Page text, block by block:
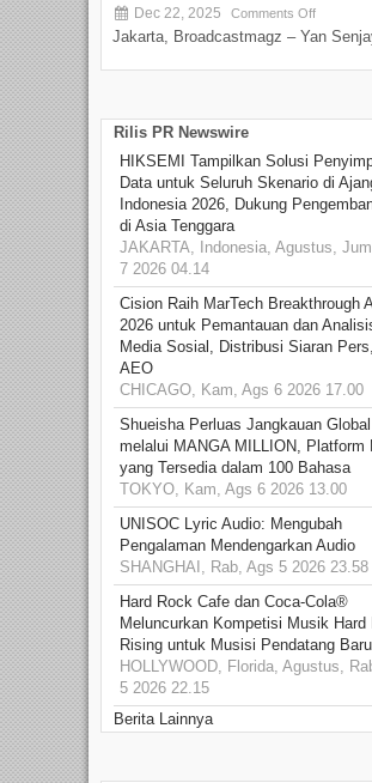
Dec 22, 2025 Comments Off
Jakarta, Broadcastmagz – Yan
Rilis PR Newswire
HIKSEMI Tampilkan Solusi
Data untuk Seluruh Skenario di
Indonesia 2026, Dukung
di Asia Tenggara
JAKARTA, Indonesia, Agustus,
7 2026 04.14
Cision Raih MarTech Breakthrough
2026 untuk Pemantauan dan
Media Sosial, Distribusi Siaran
AEO
CHICAGO, Kam, Ags 6 2026 17.00
Shueisha Perluas Jangkauan Global
melalui MANGA MILLION, Platform
yang Tersedia dalam 100 Bahasa
TOKYO, Kam, Ags 6 2026 13.00
UNISOC Lyric Audio: Mengubah
Pengalaman Mendengarkan Audio
SHANGHAI, Rab, Ags 5 2026 23.58
Hard Rock Cafe dan Coca-Cola®
Meluncurkan Kompetisi Musik Hard
Rising untuk Musisi Pendatang Baru
HOLLYWOOD, Florida, Agustus,
5 2026 22.15
Berita Lainnya